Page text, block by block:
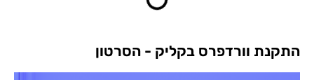
התקנת וורדפרס בקליק - הסרטון